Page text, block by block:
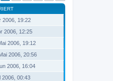
2006, 19:22
2006, 12:25
2006, 19:12
2006, 20:56
2006, 16:04
2006, 00:43